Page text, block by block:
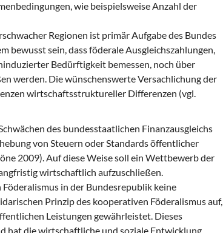
wie beispielsweise Anzahl der
Regionen ist primär Aufgabe des Bundes
bewusst sein, dass föderale Ausgleichszahlungen,
Bedürftigkeit bemessen, noch über
werden. Die wünschenswerte Versachlichung der
wirtschaftsstruktureller Differenzen (vgl.
des bundesstaatlichen Finanzausgleichs
von Steuern oder Standards öffentlicher
2009). Auf diese Weise soll ein Wettbewerb der
wirtschaftlich aufzuschließen.
in der Bundesrepublik keine
Prinzip des kooperativen Föderalismus auf,
Leistungen gewährleistet. Dieses
die wirtschaftliche und soziale Entwicklung